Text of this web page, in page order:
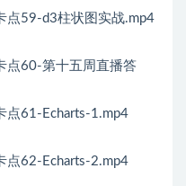
点59-d3柱状图实战.mp4
点60-第十五周直播答
点61-Echarts-1.mp4
点62-Echarts-2.mp4